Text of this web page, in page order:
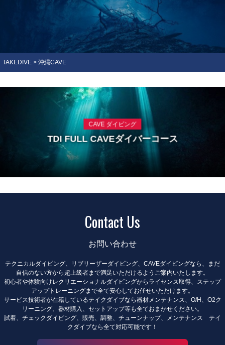
TAKEDIVE > 沖縄CAVE
CAVE ダイビング
TDI FULL CAVEダイバーコース
Contact Us
お問い合わせ
テクニカルダイビング、リブリーザーダイビング、CAVEダイビングなら、まだ
自信のない方から超上級者まで満足いただけるようご案内いたします。
初心者や体験向けレクリエーショナルダイビングからライセンス取得、ステップ
アップトレーニングまで全て安心してお任せいただけます。
サービス技術者が在籍しているテイクダイブなら器材メンテナンス、O/H、O2ク
リーニング、器材購入、セットアップ等も全ておまかせください。
試着、チェックダイビング、販売、調整、チューンナップ、メンテナンス テイ
クダイブなら全て対応可能です！